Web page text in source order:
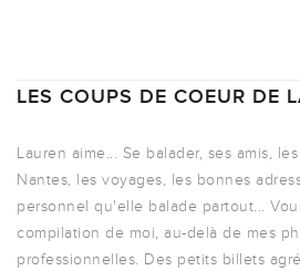
LES COUPS DE COEUR DE
Lauren aime... Se balader, ses amis,
Nantes, les voyages, les bonnes
personnel qu'elle balade partout...
compilation de moi, au-delà de mes
professionnelles. Des petits billets